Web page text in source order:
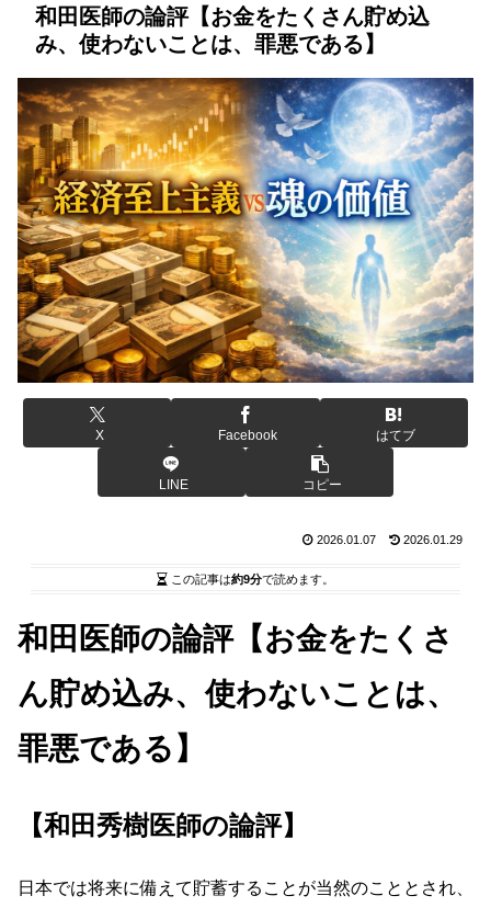
和田医師の論評【お金をたくさん貯め込
み、使わないことは、罪悪である】
X Facebook はてブ
LINE コピー
2026.01.07 2026.01.29
この記事は約9分で読めます。
和田医師の論評【お金をたくさ
ん貯め込み、使わないことは、
罪悪である】
【和田秀樹医師の論評】
日本では将来に備えて貯蓄することが当然のこととされ、